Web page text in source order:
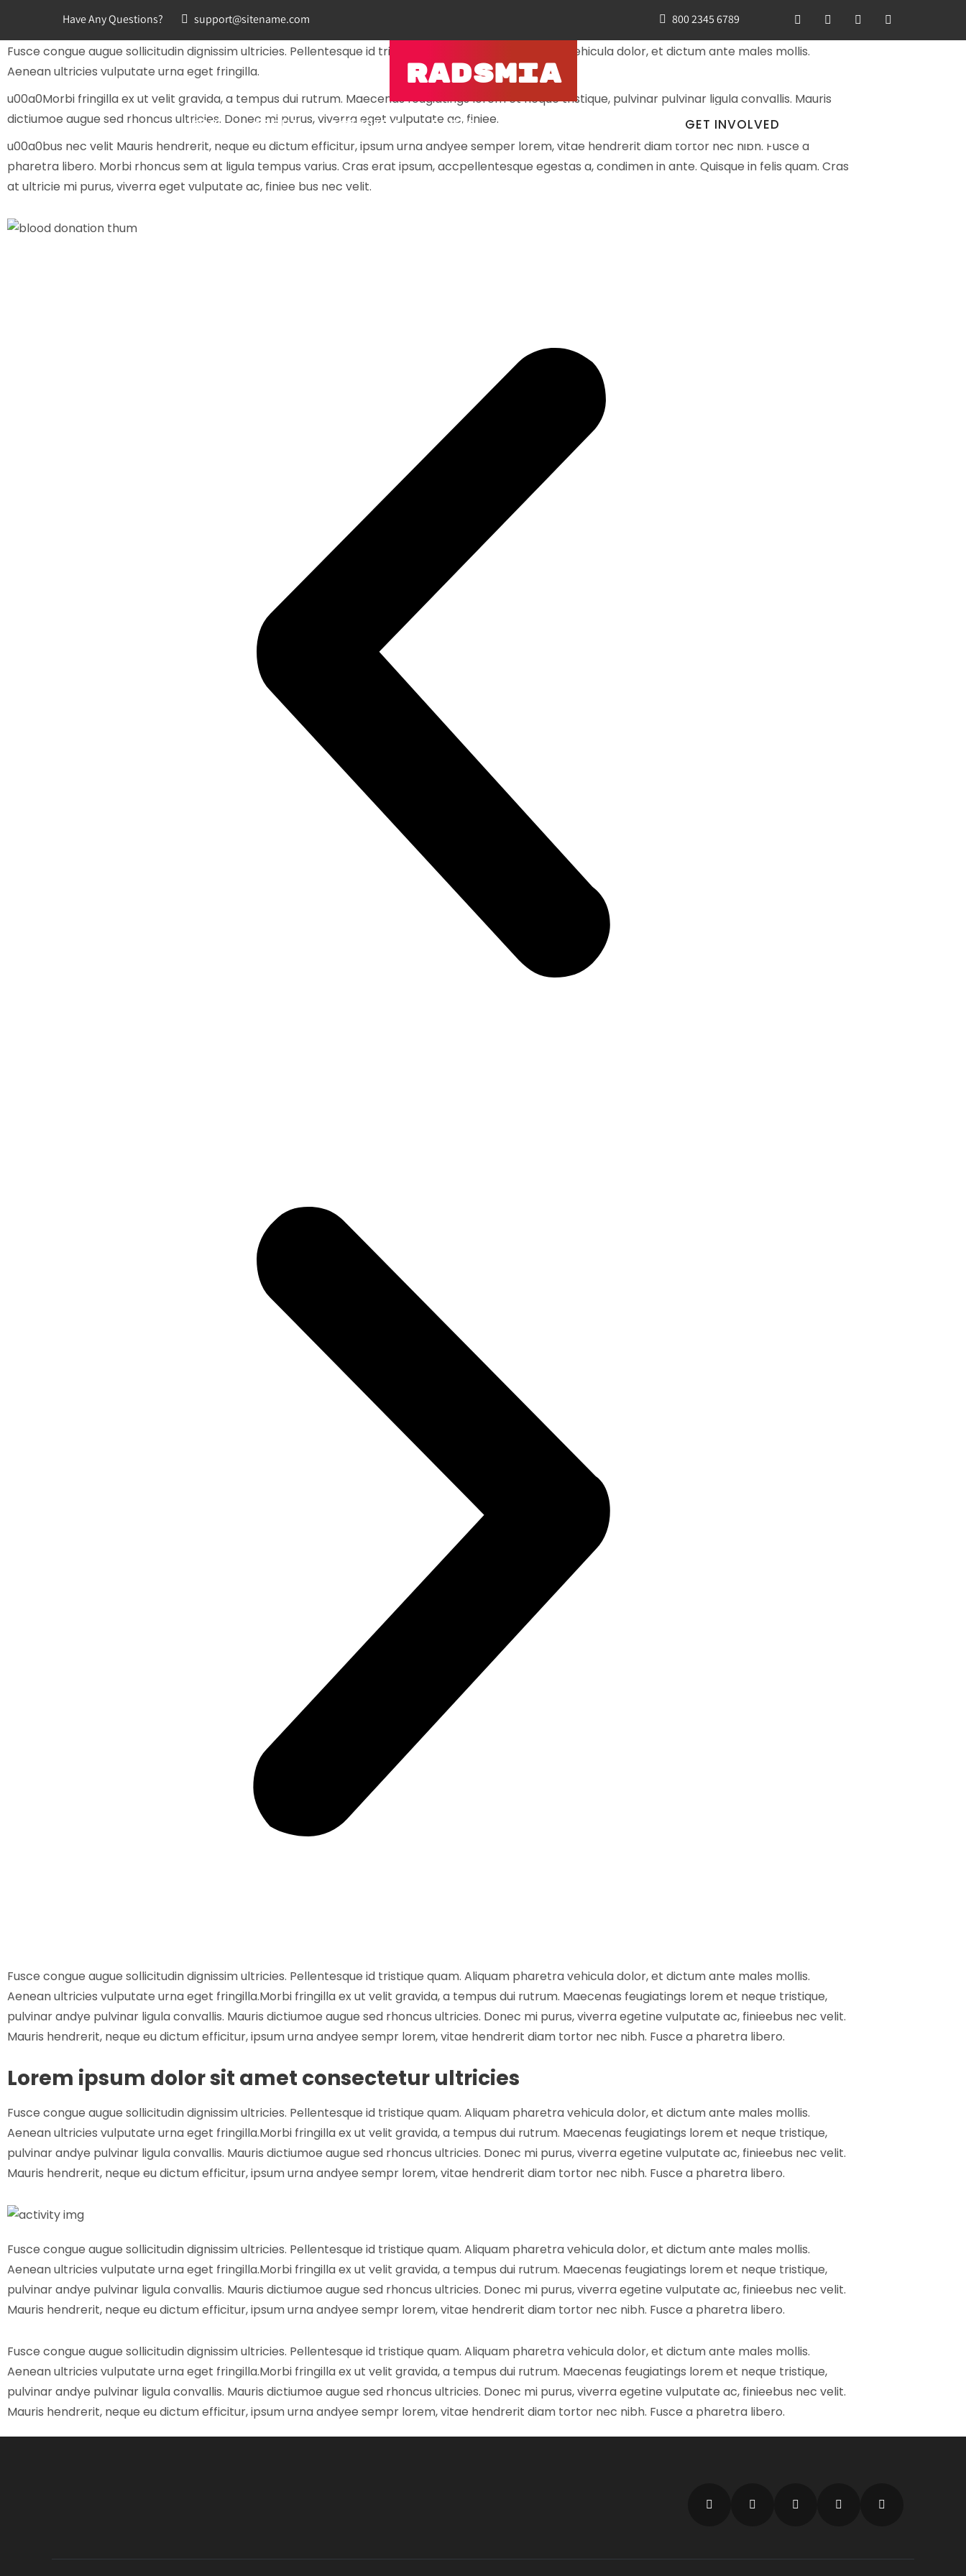
Have Any Questions? support@sitename.com 800 2345 6789
RADSMIA
HOME ABOUT ACTIVITIES PAGES GET INVOLVED
Lorem ipsum dolor sit amet consecte
Fusce congue augue sollicitudin dignissim ultricies. Pellentesque id tristique quam. Aliquam pharetra vehicula dolor, et dictum ante males mollis.
Aenean ultricies vulputate urna eget fringilla.
u00a0Morbi fringilla ex ut velit gravida, a tempus dui rutrum. Maecenas feugiatings lorem et neque tristique, pulvinar pulvinar ligula convallis. Mauris
dictiumoe augue sed rhoncus ultricies. Donec mi purus, viverra eget vulputate ac, finiee.
u00a0bus nec velit Mauris hendrerit, neque eu dictum efficitur, ipsum urna andyee semper lorem, vitae hendrerit diam tortor nec nibh. Fusce a
pharetra libero. Morbi rhoncus sem at ligula tempus varius. Cras erat ipsum, accpellentesque egestas a, condimen in ante. Quisque in felis quam. Cras
at ultricie mi purus, viverra eget vulputate ac, finiee bus nec velit.
Fusce congue augue sollicitudin dignissim ultricies. Pellentesque id tristique quam. Aliquam pharetra vehicula dolor, et dictum ante males mollis.
Aenean ultricies vulputate urna eget fringilla.Morbi fringilla ex ut velit gravida, a tempus dui rutrum. Maecenas feugiatings lorem et neque tristique,
pulvinar andye pulvinar ligula convallis. Mauris dictiumoe augue sed rhoncus ultricies. Donec mi purus, viverra egetine vulputate ac, finieebus nec velit.
Mauris hendrerit, neque eu dictum efficitur, ipsum urna andyee sempr lorem, vitae hendrerit diam tortor nec nibh. Fusce a pharetra libero.
Lorem ipsum dolor sit amet consectetur ultricies
Fusce congue augue sollicitudin dignissim ultricies. Pellentesque id tristique quam. Aliquam pharetra vehicula dolor, et dictum ante males mollis.
Aenean ultricies vulputate urna eget fringilla.Morbi fringilla ex ut velit gravida, a tempus dui rutrum. Maecenas feugiatings lorem et neque tristique,
pulvinar andye pulvinar ligula convallis. Mauris dictiumoe augue sed rhoncus ultricies. Donec mi purus, viverra egetine vulputate ac, finieebus nec velit.
Mauris hendrerit, neque eu dictum efficitur, ipsum urna andyee sempr lorem, vitae hendrerit diam tortor nec nibh. Fusce a pharetra libero.
Fusce congue augue sollicitudin dignissim ultricies. Pellentesque id tristique quam. Aliquam pharetra vehicula dolor, et dictum ante males mollis.
Aenean ultricies vulputate urna eget fringilla.Morbi fringilla ex ut velit gravida, a tempus dui rutrum. Maecenas feugiatings lorem et neque tristique,
pulvinar andye pulvinar ligula convallis. Mauris dictiumoe augue sed rhoncus ultricies. Donec mi purus, viverra egetine vulputate ac, finieebus nec velit.
Mauris hendrerit, neque eu dictum efficitur, ipsum urna andyee sempr lorem, vitae hendrerit diam tortor nec nibh. Fusce a pharetra libero.
Fusce congue augue sollicitudin dignissim ultricies. Pellentesque id tristique quam. Aliquam pharetra vehicula dolor, et dictum ante males mollis.
Aenean ultricies vulputate urna eget fringilla.Morbi fringilla ex ut velit gravida, a tempus dui rutrum. Maecenas feugiatings lorem et neque tristique,
pulvinar andye pulvinar ligula convallis. Mauris dictiumoe augue sed rhoncus ultricies. Donec mi purus, viverra egetine vulputate ac, finieebus nec velit.
Mauris hendrerit, neque eu dictum efficitur, ipsum urna andyee sempr lorem, vitae hendrerit diam tortor nec nibh. Fusce a pharetra libero.